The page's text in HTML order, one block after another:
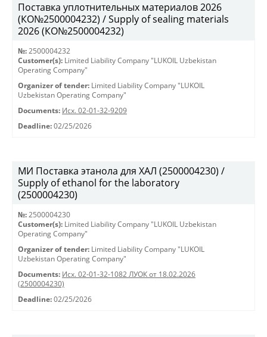
Поставка уплотнительных материалов 2026
(КО№2500004232) / Supply of sealing materials
2026 (КО№2500004232)
№: 2500004232
Customer(s): Limited Liability Company "LUKOIL Uzbekistan
Operating Company"
Organizer of tender: Limited Liability Company "LUKOIL
Uzbekistan Operating Company"
Documents: Исх. 02-01-32-9209
Deadline: 02/25/2026
МИ Поставка этанола для ХАЛ (2500004230) /
Supply of ethanol for the laboratory
(2500004230)
№: 2500004230
Customer(s): Limited Liability Company "LUKOIL Uzbekistan
Operating Company"
Organizer of tender: Limited Liability Company "LUKOIL
Uzbekistan Operating Company"
Documents: Исх. 02-01-32-1082 ЛУОК от 18.02.2026
(2500004230)
Deadline: 02/25/2026